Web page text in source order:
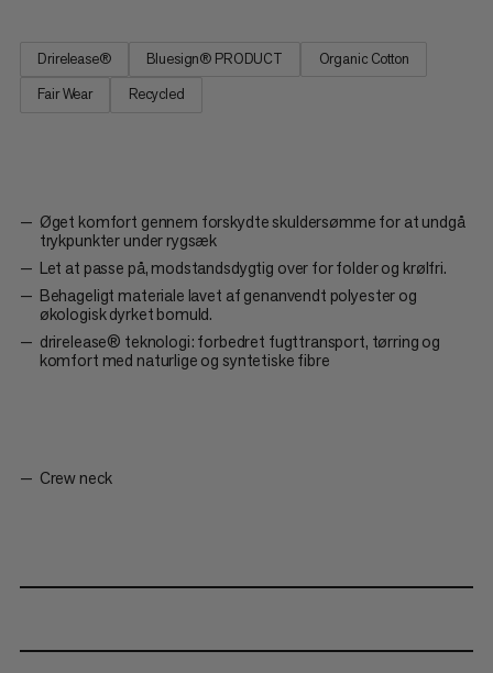
Drirelease® Bluesign® PRODUCT
Organic Cotton
Fair Wear
Recycled
Øget komfort gennem forskydte skuldersømme for at undgå
trykpunkter under rygsæk
Let at passe på, modstandsdygtig over for folder og krølfri.
Behageligt materiale lavet af genanvendt polyester og
økologisk dyrket bomuld.
drirelease® teknologi: forbedret fugttransport, tørring og
komfort med naturlige og syntetiske fibre
Crew neck